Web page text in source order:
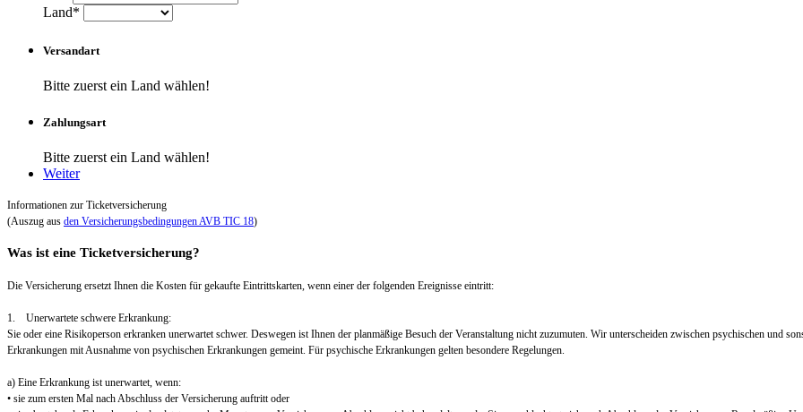
Land*
Versandart
Bitte zuerst ein Land wählen!
Zahlungsart
Bitte zuerst ein Land wählen!
Weiter
Informationen zur Ticketversicherung
(Auszug aus den Versicherungsbedingungen AVB TIC 18)
Was ist eine Ticketversicherung?
Die Versicherung ersetzt Ihnen die Kosten für gekaufte Eintrittskarten, wenn einer der folgenden Ereignisse eintritt:
1. Unerwartete schwere Erkrankung:
Sie oder eine Risikoperson erkranken unerwartet schwer. Deswegen ist Ihnen der planmäßige Besuch der Veranstaltung nicht zuzumuten. Wir unterscheiden zwischen psychischen und
Erkrankungen mit Ausnahme von psychischen Erkrankungen gemeint. Für psychische Erkrankungen gelten besondere Regelungen.
a) Eine Erkrankung ist unerwartet, wenn:
• sie zum ersten Mal nach Abschluss der Versicherung auftritt oder